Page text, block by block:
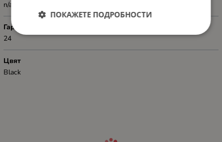
n/a
Гаранция
24
Цвят
Black
ПОКАЖЕТЕ ПОДРОБНОСТИ